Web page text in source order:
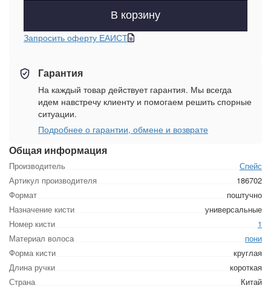
Общая информация
Производитель
Спейс
Артикул производителя
186702
Формат
поштучно
Назначение кисти
универсальные
Номер кисти
1
Материал волоса
пони
Форма кисти
круглая
Длина ручки
короткая
Страна
Китай
В корзину
Запросить оферту ЕАИСТ
Гарантия
На каждый товар действует гарантия. Мы всегда
идем навстречу клиенту и помогаем решить спорные
ситуации.
Подробнее о гарантии, обмене и возврате